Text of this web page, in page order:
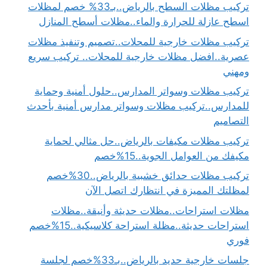
تركيب مظلات السطح بالرياض..بـ33% خصم لمظلات
اسطح عازلة للحرارة والماء..مظلات أسطح المنازل
تركيب مظلات خارجية للمحلات..تصميم وتنفيذ مظلات
عصرية..افضل مظلات خارجية للمحلات.. تركيب سريع
ومهني
تركيب مظلات وسواتر المدارس..حلول أمنية وحماية
للمدارس..تركيب مظلات وسواتر مدارس أمنية بأحدث
التصاميم
تركيب مظلات مكيفات بالرياض..حل مثالي لحماية
مكيفك من العوامل الجوية..15%خصم
تركيب مظلات حدائق خشبية بالرياض..30%خصم
لمظلتك المميزة في انتظارك اتصل الآن
مظلات استراحات..مظلات حديثة وأنيقة..مظلات
استراحات حديثة..مظلة استراحة كلاسيكية..15%خصم
فوري
جلسات خارجية حديد بالرياض..بـ33%خصم لجلسة